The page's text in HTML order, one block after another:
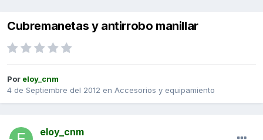
Cubremanetas y antirrobo manillar
Por eloy_cnm
4 de Septiembre del 2012 en Accesorios y equipamiento
eloy_cnm